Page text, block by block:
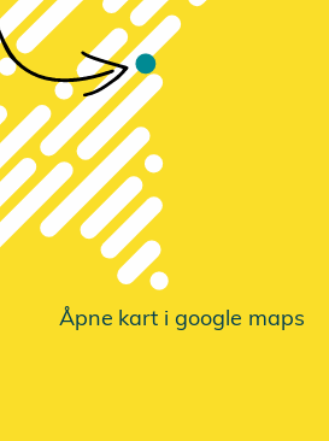
Åpnekart i google maps